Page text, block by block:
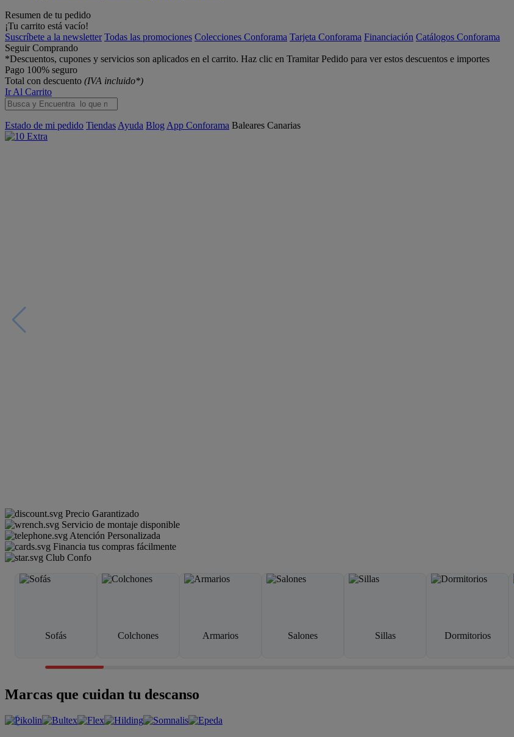
Resumen de tu pedido
¡Tu carrito está vacío!
Suscríbete a la newsletter Todas las promociones Colecciones Conforama Tarjeta Conforama Financiación Catálogos Conforama
Seguir Comprando
*Descuentos, cupones y servicios son aplicados en el carrito. Haz clic en Tramitar Pedido para ver estos descuentos e importes
Pago 100% seguro
Total con descuento (IVA incluido*)
Ir Al Carrito
Estado de mi pedido Tiendas Ayuda Blog App Conforama Baleares Canarias
Precio Garantizado
Servicio de montaje disponible
Atención Personalizada
Financia tus compras fácilmente
Club Confo
Sofás Colchones Armarios Salones Sillas Dormitorios
Marcas que cuidan tu descanso